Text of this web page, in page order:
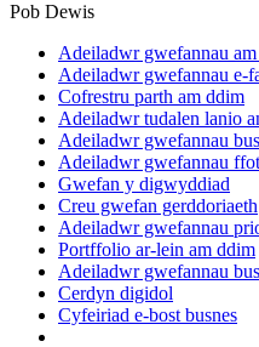
Pob Dewis
Adeiladwr gwefannau
Adeiladwr gwefannau e-
Cofrestru parth am ddim
Adeiladwr tudalen lanio
Adeiladwr gwefannau
Adeiladwr gwefannau
Gwefan y digwyddiad
Creu gwefan gerddoriaeth
Adeiladwr gwefannau
Portffolio ar-lein am ddim
Adeiladwr gwefannau
Cerdyn digidol
Cyfeiriad e-bost busnes